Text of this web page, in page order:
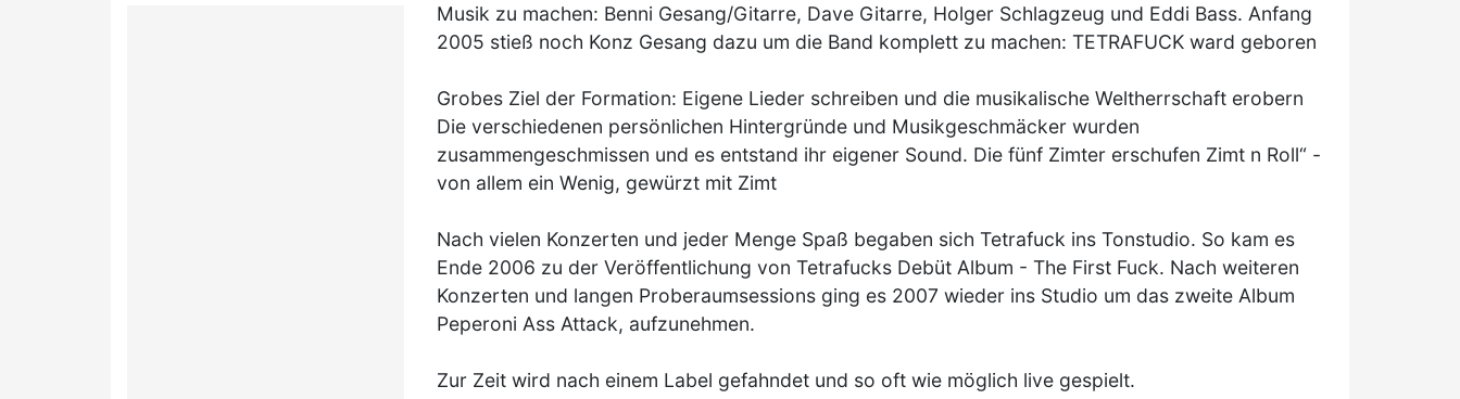
Musik zu machen: Benni Gesang/Gitarre, Dave Gitarre, Holger Schlagzeug und Eddi Bass. Anfang
2005 stieß noch Konz Gesang dazu um die Band komplett zu machen: TETRAFUCK ward geboren
Grobes Ziel der Formation: Eigene Lieder schreiben und die musikalische Weltherrschaft erobern
Die verschiedenen persönlichen Hintergründe und Musikgeschmäcker wurden
zusammengeschmissen und es entstand ihr eigener Sound. Die fünf Zimter erschufen Zimt n Roll“ -
von allem ein Wenig, gewürzt mit Zimt
Nach vielen Konzerten und jeder Menge Spaß begaben sich Tetrafuck ins Tonstudio. So kam es
Ende 2006 zu der Veröffentlichung von Tetrafucks Debüt Album - The First Fuck. Nach weiteren
Konzerten und langen Proberaumsessions ging es 2007 wieder ins Studio um das zweite Album
Peperoni Ass Attack, aufzunehmen.
Zur Zeit wird nach einem Label gefahndet und so oft wie möglich live gespielt.